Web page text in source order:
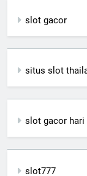
slot gacor
situs slot
slot gacor hari
slot777